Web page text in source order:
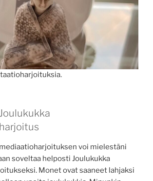
voi mielestäni
soveltaa helposti Joulukukka
Monet ovat saaneet lahjaksi